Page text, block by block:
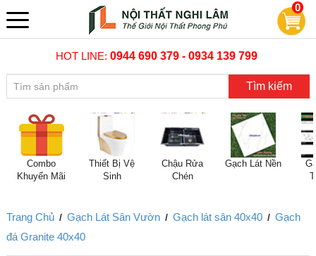
0
HOT LINE:0944 690 379 - 0934 139 799
Tìm kiếm
Combo
Khuyến Mãi
Thiết Bị Vệ
Sinh
Chậu Rửa
Chén
Gạch Lát Nền
Trang Chủ / Gạch Lát Sân Vườn / Gạch lát sân 40x40 / Gạch
đá Granite 40x40